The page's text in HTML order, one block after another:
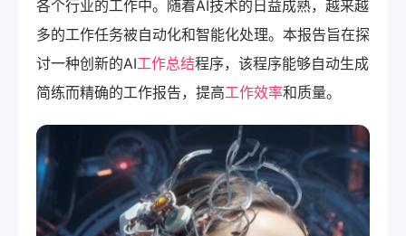
各个行业的工作中。随着AI技术的日益成熟，越来越
多的工作任务被自动化和智能化处理。本报告旨在探
讨一种创新的AI工作总结程序，该程序能够自动生成
简练而精确的工作报告，提高工作效率和质量。